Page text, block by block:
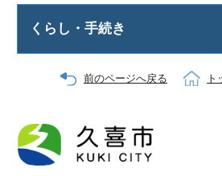
くらし・手続き
前のページへ戻る ト